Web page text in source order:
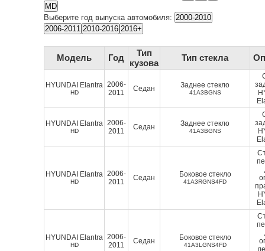
Выберите год выпуска автомобиля:
Модель Год
Тип
кузова
Тип стекла
HYUNDAI Elantra
HD
2006-
2011
Седан Заднее стекло
41A3BGNS
HYUNDAI Elantra
HD
2006-
2011
Седан Заднее стекло
41A3BGNS
HYUNDAI Elantra
HD
2006-
2011
Седан Боковое стекло
41A3RGNS4FD
HYUNDAI Elantra
HD
2006-
2011
Седан Боковое стекло
41A3LGNS4FD